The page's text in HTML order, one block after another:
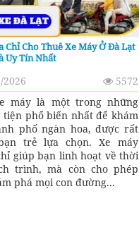
Chỉ Cho Thuê Xe Máy Ở Đà Lạt
Uy Tín Nhất
2026
5572
máy là một trong những
tiện phổ biến nhất để khám
phố ngàn hoa, được rất
trẻ lựa chọn. Xe máy
giúp bạn linh hoạt về thời
trình, mà còn cho phép
phá mọi con đường...